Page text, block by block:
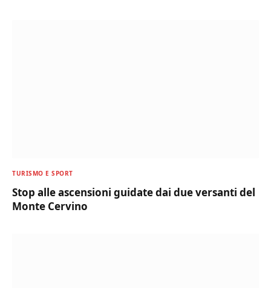
TURISMO E SPORT
Stop alle ascensioni guidate dai due versanti del
Monte Cervino